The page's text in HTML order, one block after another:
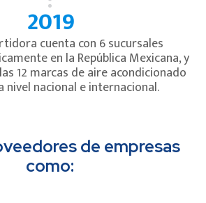
2019
cuenta con 6 sucursales
en la República Mexicana, y
12 marcas de aire acondicionado
nacional e internacional.
de empresas
como: